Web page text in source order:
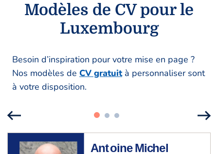
Modèles de CV pour le
Luxembourg
Besoin d’inspiration pour votre mise en page ?
Nos modèles de CV gratuità personnaliser sont
à votre disposition.